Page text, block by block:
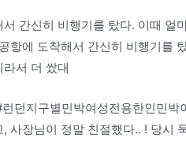
서 간신히 비행기를 탔다. 이때 얼
항에 도착해서 간신히 비행기를
서 더 쌌대
던지구별민박여성전용한인민
, 사장님이 정말 친절했다.. ! 당시